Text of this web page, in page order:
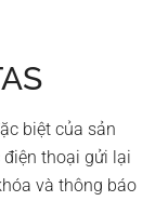
biệt của sản
thoại gửi lại
và thông báo